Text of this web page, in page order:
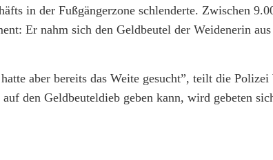
in der Fußgängerzone schlenderte. Zwischen
Er nahm sich den Geldbeutel der Weidenerin
aber bereits das Weite gesucht”, teilt die
den Geldbeuteldieb geben kann, wird gebeten